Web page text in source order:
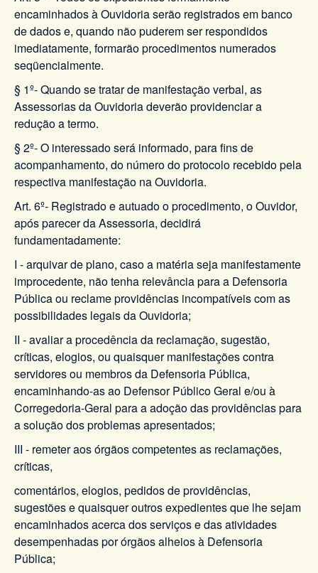
encaminhados à Ouvidoria serão registrados em banco
de dados e, quando não puderem ser respondidos
imediatamente, formarão procedimentos numerados
seqüencialmente.
§ 1º- Quando se tratar de manifestação verbal, as
Assessorias da Ouvidoria deverão providenciar a
redução a termo.
§ 2º- O interessado será informado, para fins de
acompanhamento, do número do protocolo recebido pela
respectiva manifestação na Ouvidoria.
Art. 6º- Registrado e autuado o procedimento, o Ouvidor,
após parecer da Assessoria, decidirá
fundamentadamente:
I - arquivar de plano, caso a matéria seja manifestamente
improcedente, não tenha relevância para a Defensoria
Pública ou reclame providências incompatíveis com as
possibilidades legais da Ouvidoria;
II - avaliar a procedência da reclamação, sugestão,
críticas, elogios, ou quaisquer manifestações contra
servidores ou membros da Defensoria Pública,
encaminhando-as ao Defensor Público Geral e/ou à
Corregedoria-Geral para a adoção das providências para
a solução dos problemas apresentados;
III - remeter aos órgãos competentes as reclamações,
críticas,
comentários, elogios, pedidos de providências,
sugestões e quaisquer outros expedientes que lhe sejam
encaminhados acerca dos serviços e das atividades
desempenhadas por órgãos alheios à Defensoria
Pública;